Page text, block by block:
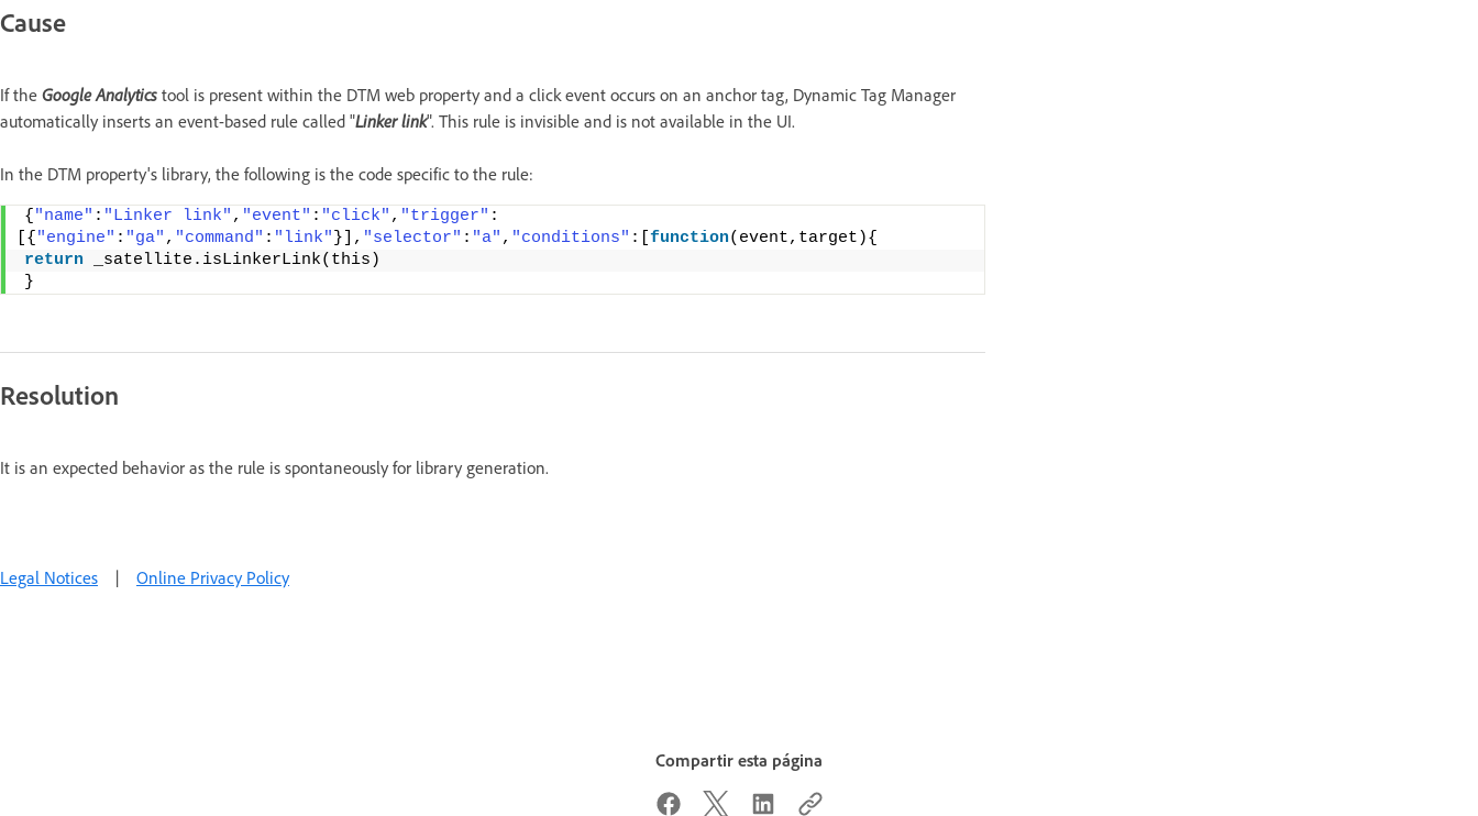
Cause
If the Google Analytics tool is present within the DTM web property and a click event occurs on an anchor tag, Dynamic Tag Manager
automatically inserts an event-based rule called "Linker link". This rule is invisible and is not available in the UI.
In the DTM property's library, the following is the code specific to the rule:
{ "name" : "Linker link" , "event" : "click" , "trigger" :
[{ "engine" : "ga" , "command" : "link" }], "selector" : "a" , "conditions" :[ function(event,target){
return _satellite.isLinkerLink(this)
}
Resolution
It is an expected behavior as the rule is spontaneously for library generation.
Legal Notices | Online Privacy Policy
Compartir esta página